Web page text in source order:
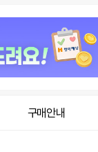
21,800원
21,800원
구매안내